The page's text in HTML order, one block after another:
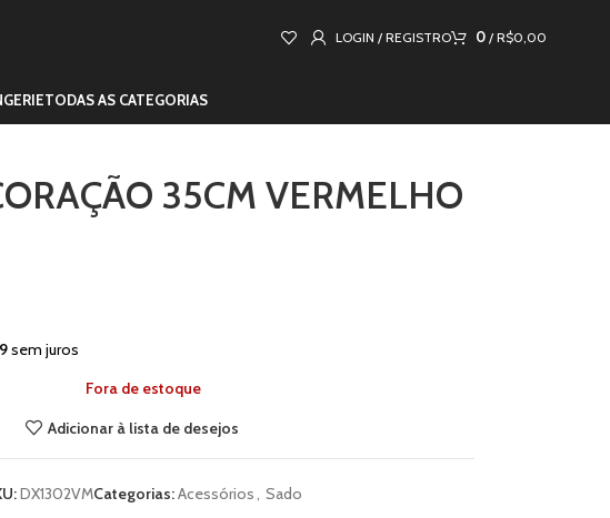
LOGIN / REGISTRO 0 / R$0,00
TODAS AS CATEGORIAS
35CM VERMELHO
sem juros
Fora de estoque
Adicionar à lista de desejos
DX1302VMCategorias:Acessórios, Sado